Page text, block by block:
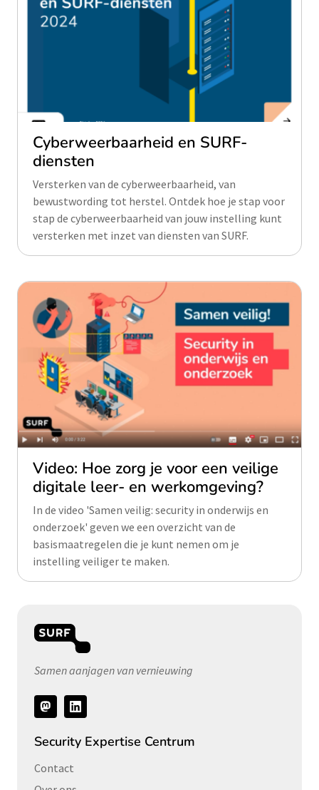
Cyberweerbaarheid en SURF-
diensten
Versterken van de cyberweerbaarheid, van
bewustwording tot herstel. Ontdek hoe je stap voor
stap de cyberweerbaarheid van jouw instelling kunt
versterken met inzet van diensten van SURF.
Video: Hoe zorg je voor een veilige
digitale leer- en werkomgeving?
In de video 'Samen veilig: security in onderwijs en
onderzoek' geven we een overzicht van de
basismaatregelen die je kunt nemen om je
instelling veiliger te maken.
Samen aanjagen van vernieuwing
Volg
ons
Security Expertise Centrum
Contact